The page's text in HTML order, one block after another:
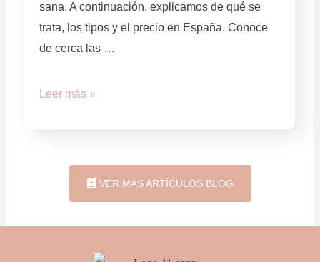
sana. A continuación, explicamos de qué se
trata, los tipos y el precio en España. Conoce
de cerca las …
Leer más »
VER MÁS ARTÍCULOS BLOG